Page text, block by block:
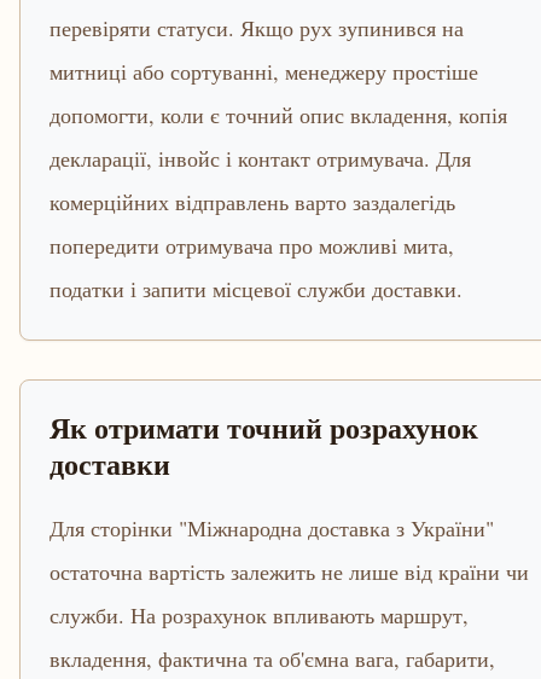
перевіряти статуси. Якщо рух зупинився на
митниці або сортуванні, менеджеру простіше
допомогти, коли є точний опис вкладення, копія
декларації, інвойс і контакт отримувача. Для
комерційних відправлень варто заздалегідь
попередити отримувача про можливі мита,
податки і запити місцевої служби доставки.
Як отримати точний розрахунок
доставки
Для сторінки "Міжнародна доставка з України"
остаточна вартість залежить не лише від країни чи
служби. На розрахунок впливають маршрут,
вкладення, фактична та об'ємна вага, габарити,